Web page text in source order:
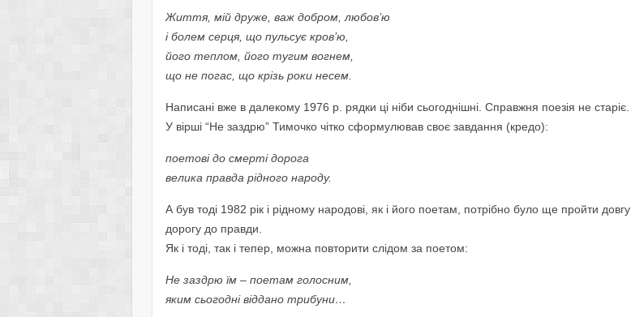
Життя, мій друже, важ добром, любов’ю
і болем серця, що пульсує кров’ю,
його теплом, його тугим вогнем,
що не погас, що крізь роки несем.
Написані вже в далекому 1976 р. рядки ці ніби сьогоднішні. Справжня поезія не старіє.
У вірші “Не заздрю” Тимочко чітко сформулював своє завдання (кредо):
поетові до смерті дорога
велика правда рідного народу.
А був тоді 1982 рік і рідному народові, як і його поетам, потрібно було ще пройти довгу
дорогу до правди.
Як і тоді, так і тепер, можна повторити слідом за поетом:
Не заздрю їм – поетам голосним,
яким сьогодні віддано трибуни…